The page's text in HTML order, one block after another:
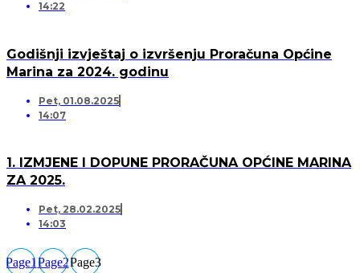
14:22
Godišnji izvještaj o izvršenju Proračuna Općine
Marina za 2024. godinu
Pet, 01.08.2025
14:07
1. IZMJENE I DOPUNE PRORAČUNA OPĆINE MARINA
ZA 2025.
Pet, 28.02.2025
14:03
Page1Page2Page3